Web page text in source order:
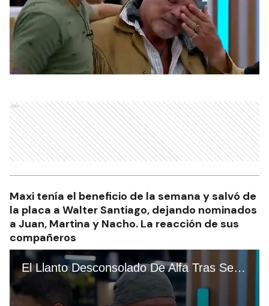
Ads
Maxi tenía el beneficio de la semana y salvó de
la placa a Walter Santiago, dejando nominados
a Juan, Martina y Nacho. La reacción de sus
compañeros